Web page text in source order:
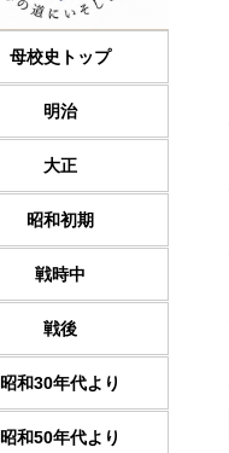
母校史トップ
明治
大正
昭和初期
戦時中
戦後
昭和30年代より
昭和50年代より